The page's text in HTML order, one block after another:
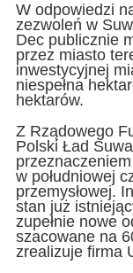
W odpowiedzi
zezwoleń w
Dec publicznie
przez miasto
inwestycyjnej
niespełna
hektarów.
Z Rządowego
Polski Ład
w południowej
przemysłowej.
stan już
zupełnie nowe
szacowane na
zrealizuje firma